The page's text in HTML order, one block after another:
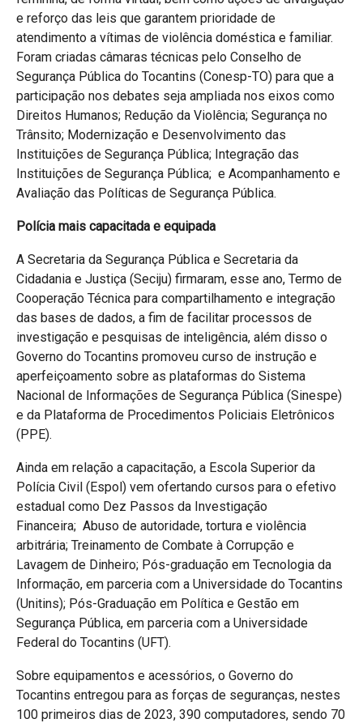
e reforço das leis que garantem prioridade de
atendimento a vítimas de violência doméstica e familiar.
Foram criadas câmaras técnicas pelo Conselho de
Segurança Pública do Tocantins (Conesp-TO) para que a
participação nos debates seja ampliada nos eixos como
Direitos Humanos; Redução da Violência; Segurança no
Trânsito; Modernização e Desenvolvimento das
Instituições de Segurança Pública; Integração das
Instituições de Segurança Pública; e Acompanhamento e
Avaliação das Políticas de Segurança Pública.
Polícia mais capacitada e equipada
A Secretaria da Segurança Pública e Secretaria da
Cidadania e Justiça (Seciju) firmaram, esse ano, Termo de
Cooperação Técnica para compartilhamento e integração
das bases de dados, a fim de facilitar processos de
investigação e pesquisas de inteligência, além disso o
Governo do Tocantins promoveu curso de instrução e
aperfeiçoamento sobre as plataformas do Sistema
Nacional de Informações de Segurança Pública (Sinespe)
e da Plataforma de Procedimentos Policiais Eletrônicos
(PPE).
Ainda em relação a capacitação, a Escola Superior da
Polícia Civil (Espol) vem ofertando cursos para o efetivo
estadual como Dez Passos da Investigação
Financeira; Abuso de autoridade, tortura e violência
arbitrária; Treinamento de Combate à Corrupção e
Lavagem de Dinheiro; Pós-graduação em Tecnologia da
Informação, em parceria com a Universidade do Tocantins
(Unitins); Pós-Graduação em Política e Gestão em
Segurança Pública, em parceria com a Universidade
Federal do Tocantins (UFT).
Sobre equipamentos e acessórios, o Governo do
Tocantins entregou para as forças de seguranças, nestes
100 primeiros dias de 2023, 390 computadores, sendo 70